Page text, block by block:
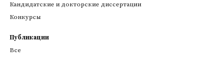
Кандидатские и докторские диссертации
Конкурсы
Публикации
Все